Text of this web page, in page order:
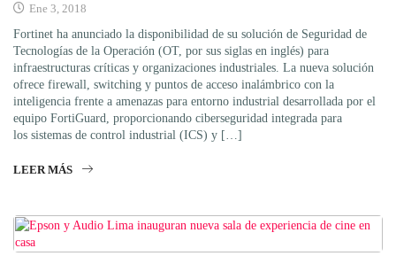
Ene 3, 2018
Fortinet ha anunciado la disponibilidad de su solución de Seguridad de
Tecnologías de la Operación (OT, por sus siglas en inglés) para
infraestructuras críticas y organizaciones industriales. La nueva solución
ofrece firewall, switching y puntos de acceso inalámbrico con la
inteligencia frente a amenazas para entorno industrial desarrollada por el
equipo FortiGuard, proporcionando ciberseguridad integrada para
los sistemas de control industrial (ICS) y […]
LEER MÁS